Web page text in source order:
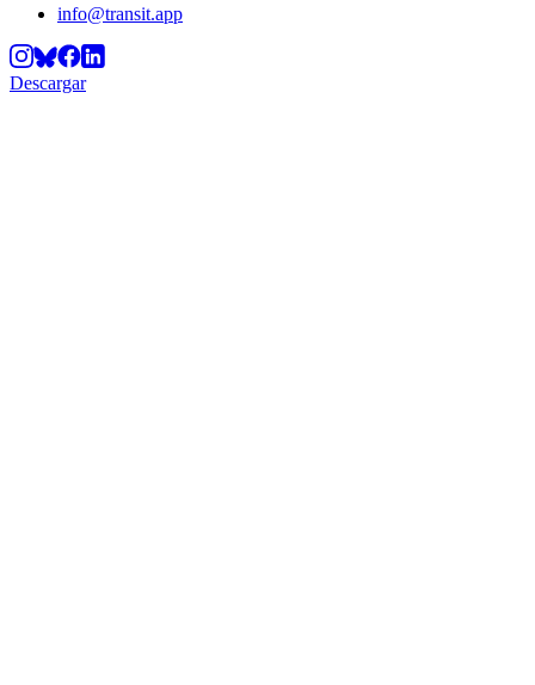
info@transit.app
Descargar